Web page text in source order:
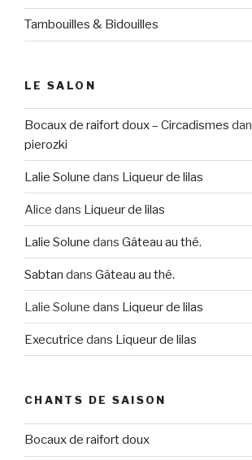
Tambouilles & Bidouilles
LE SALON
Bocaux de raifort doux – Circadismes
pierozki
Lalie Solune dans Liqueur de lilas
Alice dans Liqueur de lilas
Lalie Solune dans Gâteau au thé.
Sabtan dans Gâteau au thé.
Lalie Solune dans Liqueur de lilas
Executrice dans Liqueur de lilas
CHANTS DE SAISON
Bocaux de raifort doux